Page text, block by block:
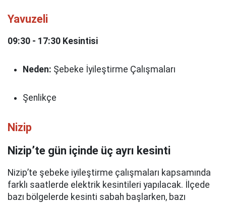
Yavuzeli
09:30 - 17:30 Kesintisi
Neden: Şebeke İyileştirme Çalışmaları
Şenlikçe
Nizip
Nizip’te gün içinde üç ayrı kesinti
Nizip’te şebeke iyileştirme çalışmaları kapsamında
farklı saatlerde elektrik kesintileri yapılacak. İlçede
bazı bölgelerde kesinti sabah başlarken, bazı